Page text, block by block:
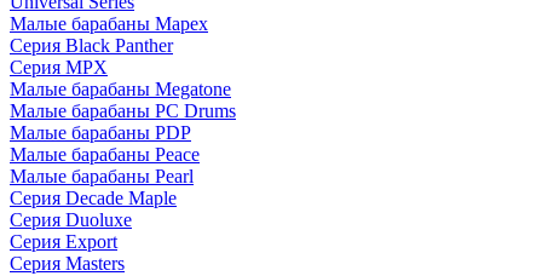
Малые барабаны Mapex
Серия Black Panther
Серия MPX
Малые барабаны Megatone
Малые барабаны PC Drums
Малые барабаны PDP
Малые барабаны Peace
Малые барабаны Pearl
Серия Decade Maple
Серия Duoluxe
Серия Export
Серия Masters